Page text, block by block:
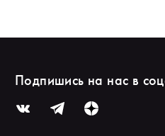
Подпишись на нас в